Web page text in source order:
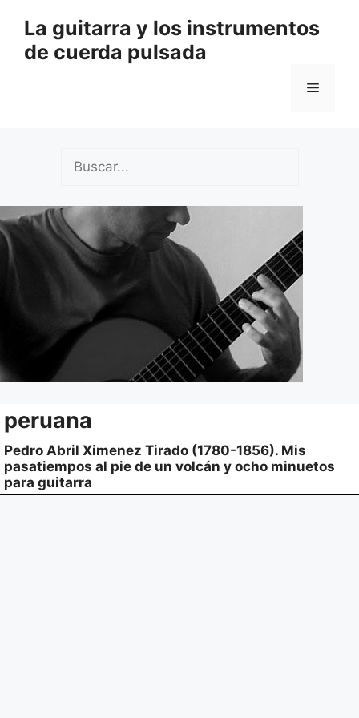
contenido
La guitarra y los instrumentos
de cuerda pulsada
Menú
peruana
Pedro Abril Ximenez Tirado (1780-1856). Mis
pasatiempos al pie de un volcán y ocho minuetos
para guitarra